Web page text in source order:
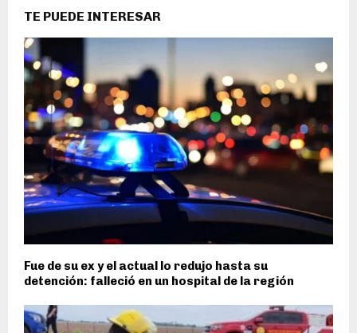
TE PUEDE INTERESAR
Fue de su ex y el actual lo redujo hasta su
detención: falleció en un hospital de la región